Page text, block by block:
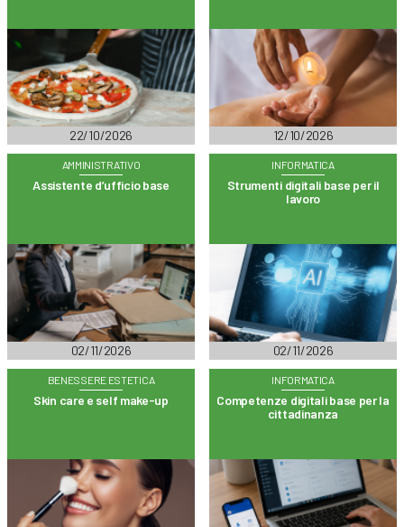
22/10/2026 12/10/2026
AMMINISTRATIVO
Assistente d’ufficio base
02/11/2026
INFORMATICA
Strumenti digitali base per il
lavoro
02/11/2026
BENESSERE ESTETICA
Skin care e self make-up
INFORMATICA
Competenze digitali base per la
cittadinanza